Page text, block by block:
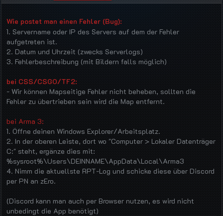
Wie postet man einen Fehler (Bug):
1. Servername oder IP des Servers auf dem der Fehler
aufgetreten ist.
2. Datum und Uhrzeit (zwecks Serverlogs)
3. Fehlerbeschreibung (mit Bildern falls möglich)
bei CSS/CSGO/TF2:
- Wir können Mapseitige Fehler nicht beheben, sollten die
Fehler zu übertrieben sein wird die Map entfernt.
bei Arma 3:
1. Öffne deinen Windows Explorer/Arbeitsplatz.
2. In der oberen Leiste, dort wo "Computer > Lokaler Datenträger
C:" steht, ergänze dies mit:
%sysroot%\Users\DEINNAME\AppData\Local\Arma3
4. Nimm die aktuellste RPT-Log und schicke diese über Discord
per PN an zEro.
(Discord kann man auch per Browser nutzen, es wird nicht
unbedingt die App benötigt)